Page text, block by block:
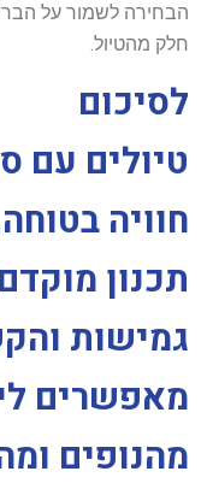
הבחירה לשמור על
חלק מהטיול.
לסיכום
טיולים עם
חוויה
תכנון
גמישות
מאפשרים
מהנופים